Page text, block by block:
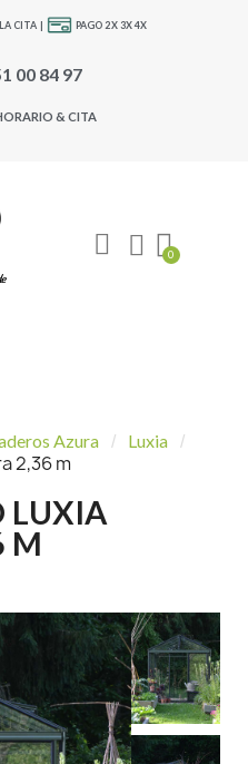
CITA | PAGO 2X 3X 4X
00 84 97
& CITA
Azura Luxia
2,36 m
LUXIA
M